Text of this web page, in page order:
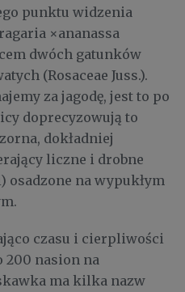
punktu widzenia
×ananassa
dwóch gatunków
(Rosaceae Juss.).
za jagodę, jest to po
doprecyzowują to
dokładniej
liczne i drobne
osadzone na wypukłym
czasu i cierpliwości
200 nasion na
ma kilka nazw